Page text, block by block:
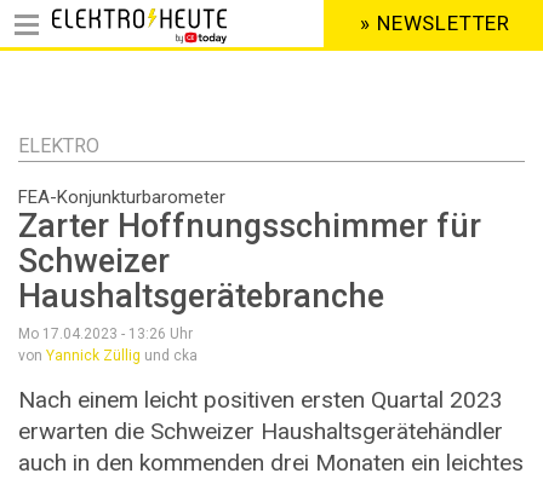
Inhalt
HEADER
MENU
» NEWSLETTER
ELEKTRO
FEA-Konjunkturbarometer
Zarter Hoffnungsschimmer für
Schweizer
Haushaltsgerätebranche
Mo 17.04.2023 - 13:26 Uhr
von Yannick Züllig und cka
Nach einem leicht positiven ersten Quartal 2023
erwarten die Schweizer Haushaltsgerätehändler
auch in den kommenden drei Monaten ein leichtes